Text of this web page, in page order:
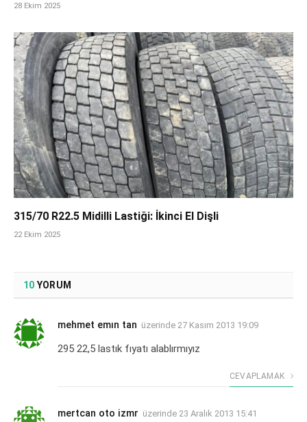
28 Ekim 2025
315/70 R22.5 Midilli Lastiği: İkinci El Dişli
22 Ekim 2025
10 YORUM
mehmet emın tan üzerinde 27 Kasım 2013 19:09
295 22,5 lastık fıyatı alablırmıyız
CEVAPLAMAK
mertcan oto izmr üzerinde 23 Aralık 2013 15:41